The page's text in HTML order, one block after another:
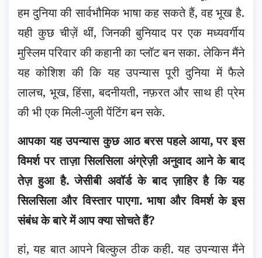
हम दुनिया की सार्वभौमिक भाषा कह सकते हैं, वह भूख है.
यही कुछ चीज़ें थीं, जिनकी बुनियाद पर एक मध्यवर्गीय
मुस्लिम परिवार की कहानी का प्लॉट बन सका. लेकिन मैंने
यह कोशिश की कि यह उपन्यास पूरी दुनिया में फैले
लालच, भूख, हिंसा, बदनीयती, नफ़रत और साथ ही प्रेम
की भी एक मिली-जुली पेंटिंग बन सके.
आपका यह उपन्यास कुछ आठ बरस पहले आया, पर इस
विमर्श पर ताज़ा सिलसिला अंग्रेज़ी अनुवाद आने के बाद
तेज़ हुआ है. जेसीबी अवॉर्ड के बाद ज़ाहिर है कि यह
सिलसिला और विस्तार पाएगा. भाषा और विमर्श के इस
संबंध के बारे में आप क्या सोचते हैं?
हां, यह बात आपने बिल्कुल ठीक कही. यह उपन्यास मैंने